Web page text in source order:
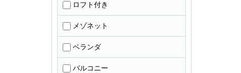
ロフト付き
メゾネット
ベランダ
バルコニー